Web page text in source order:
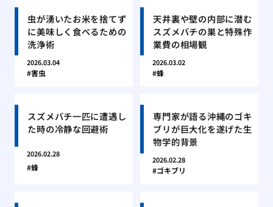
虫が湧いたお米を捨てず
に美味しく食べるための
洗浄術
2026.03.04
害虫
天井裏や壁の内部に潜む
スズメバチの巣と特殊作
業費の相場観
2026.03.02
蜂
スズメバチ一匹に遭遇し
た時の冷静な回避術
2026.02.28
蜂
専門家が語る沖縄のゴキ
ブリが巨大化を遂げた生
物学的背景
2026.02.28
ゴキブリ